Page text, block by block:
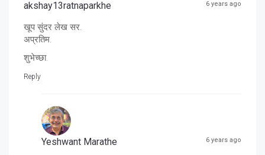
akshay13ratnaparkhe 6 years ago
खूप सुंदर लेख सर.
अप्रतिम.
शुभेच्छा.
Reply
Yeshwant Marathe 6 years ago